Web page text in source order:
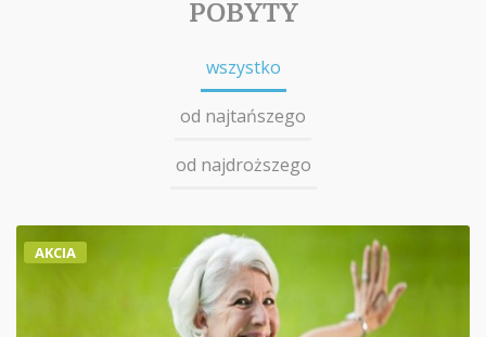
POBYTY
wszystko
od najtańszego
od najdroższego
AKCIA